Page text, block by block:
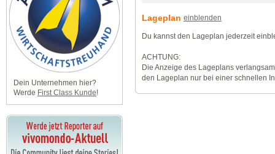
Dein Unternehmen hier?
Werde First Class Kunde!
Lageplan einblenden
Du kannst den Lageplan jederzeit
ACHTUNG:
Die Anzeige des Lageplans
den Lageplan nur bei einer schnellen